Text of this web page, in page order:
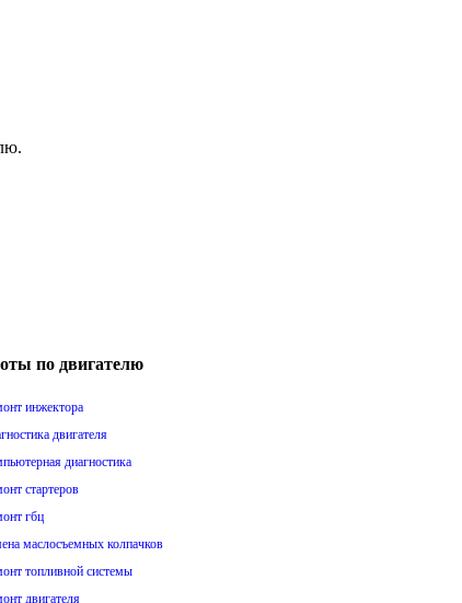
по двигателю
инжектора
двигателя
диагностика
стартеров
гбц
маслосъемных колпачков
топливной системы
двигателя